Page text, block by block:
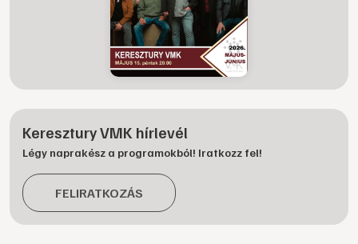
Keresztury VMK hírlevél
Légy naprakész a programokból! Iratkozz fel!
FELIRATKOZÁS